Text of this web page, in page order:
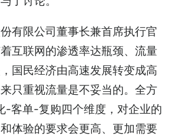
有限公司董事长兼首席执行官
互联网的渗透率达瓶颈、流量
国民经济由高速发展转变成高
只重视流量是不妥当的。全方
-客单-复购四个维度，对企业的
体验的要求会更高、更加需要